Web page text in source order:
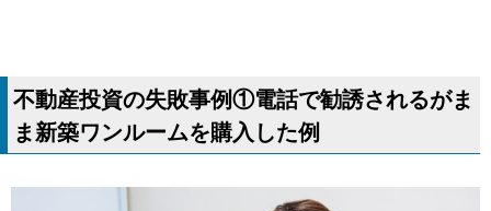
不動産投資の失敗事例①電話で勧誘されるがま
ま新築ワンルームを購入した例